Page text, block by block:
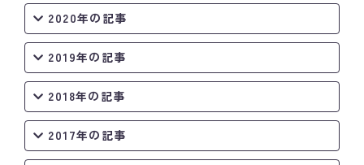
2020年の記事
2019年の記事
2018年の記事
2017年の記事